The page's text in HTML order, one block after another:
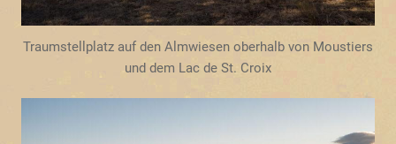
Traumstellplatz auf den Almwiesen oberhalb von Moustiers
und dem Lac de St. Croix